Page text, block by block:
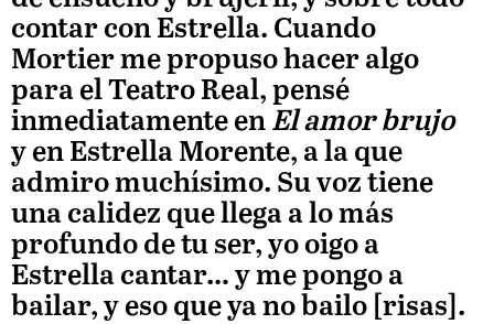
contar con Estrella. Cuando
Mortier me propuso hacer algo
para el Teatro Real, pensé
inmediatamente en El amor brujo
y en Estrella Morente, a la que
admiro muchísimo. Su voz tiene
una calidez que llega a lo más
profundo de tu ser, yo oigo a
Estrella cantar… y me pongo a
bailar, y eso que ya no bailo [risas].